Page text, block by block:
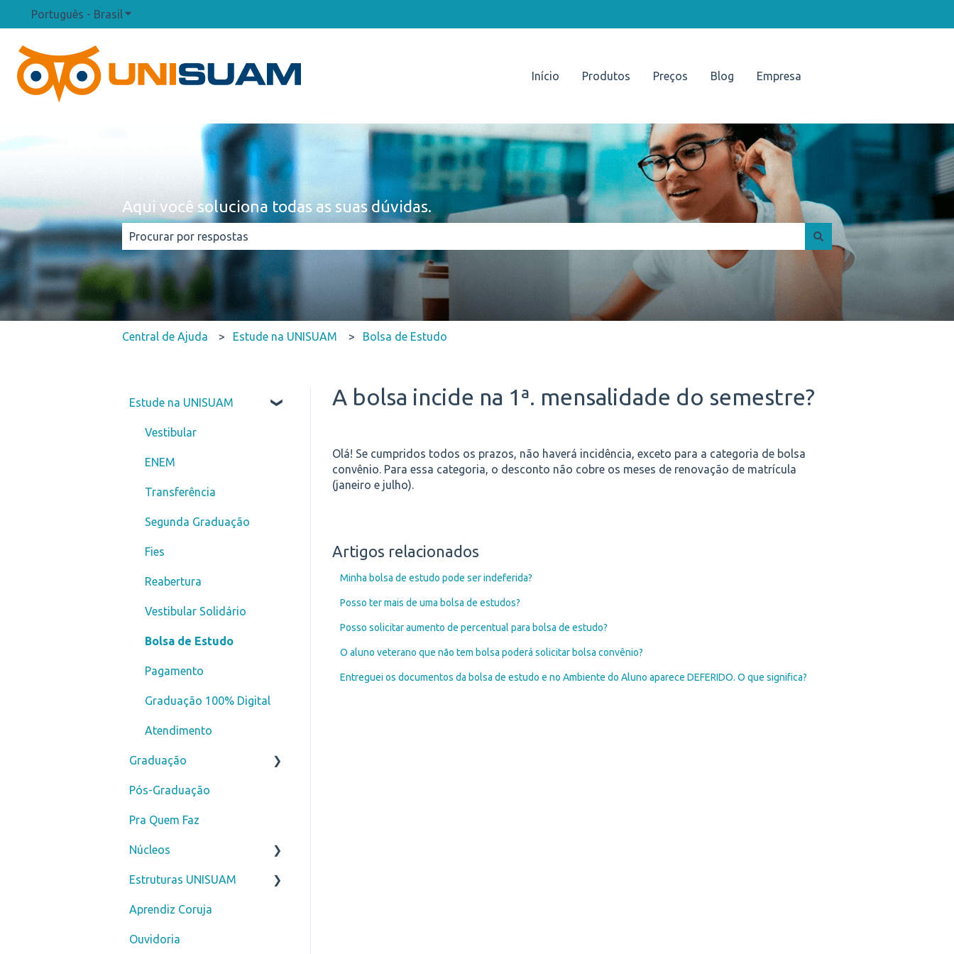
Português - BrasilMostrar submenu para traduções
Início Produtos Preços Blog Empresa
Aqui você soluciona todas as suas dúvidas.
Não há sugestões porque o campo de pesquisa está em branco.
Central de Ajuda Estude na UNISUAM Bolsa de Estudo
A bolsa incide na 1ª. mensalidade do semestre?
Olá! Se cumpridos todos os prazos, não haverá incidência, exceto para a categoria de bolsa
convênio. Para essa categoria, o desconto não cobre os meses de renovação de matrícula
(janeiro e julho).
Artigos relacionados
Minha bolsa de estudo pode ser indeferida?
Posso ter mais de uma bolsa de estudos?
Posso solicitar aumento de percentual para bolsa de estudo?
O aluno veterano que não tem bolsa poderá solicitar bolsa convênio?
Entreguei os documentos da bolsa de estudo e no Ambiente do Aluno aparece DEFERIDO. O que significa?
Estude na UNISUAM
Vestibular
ENEM
Transferência
Segunda Graduação
Fies
Reabertura
Vestibular Solidário
Bolsa de Estudo
Pagamento
Graduação 100% Digital
Atendimento
Graduação
Novos alunos
Curso de Férias
Secretaria
ENADE
Financeiro
DDM
Pós-Graduação
Pra Quem Faz
Núcleos
Núcleo de Prática Jurídica
Motta - CLESAM
Estruturas UNISUAM
Biblioteca
Aprendiz Coruja
Ouvidoria